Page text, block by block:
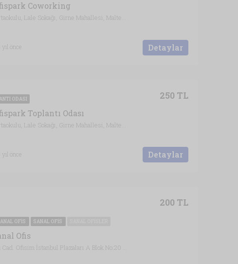
Coworking
Detaylar
yıl önce
ODASI
Toplantı Odası
250 TL
Detaylar
yıl önce
OFIS SANAL OFIS
Ofis
200 TL